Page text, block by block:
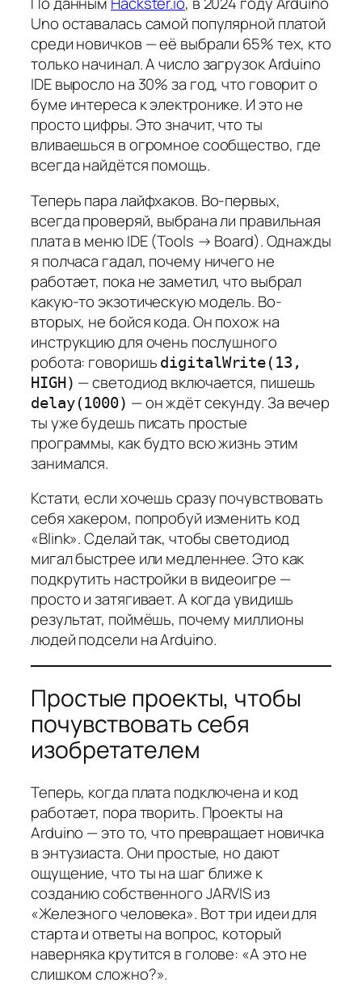
Uno оставалась самой популярной платой
среди новичков — её выбрали 65% тех, кто
только начинал. А число загрузок Arduino
IDE выросло на 30% за год, что говорит о
буме интереса к электронике. И это не
просто цифры. Это значит, что ты
вливаешься в огромное сообщество, где
всегда найдётся помощь.
Теперь пара лайфхаков. Во-первых,
всегда проверяй, выбрана ли правильная
плата в меню IDE (Tools → Board). Однажды
я полчаса гадал, почему ничего не
работает, пока не заметил, что выбрал
какую-то экзотическую модель. Во-
вторых, не бойся кода. Он похож на
инструкцию для очень послушного
робота: говоришь digitalWrite(13,
HIGH) — светодиод включается, пишешь
delay(1000) — он ждёт секунду. За вечер
ты уже будешь писать простые
программы, как будто всю жизнь этим
занимался.
Кстати, если хочешь сразу почувствовать
себя хакером, попробуй изменить код
«Blink». Сделай так, чтобы светодиод
мигал быстрее или медленнее. Это как
подкрутить настройки в видеоигре —
просто и затягивает. А когда увидишь
результат, поймёшь, почему миллионы
людей подсели на Arduino.
Простые проекты, чтобы
почувствовать себя
изобретателем
Теперь, когда плата подключена и код
работает, пора творить. Проекты на
Arduino — это то, что превращает новичка
в энтузиаста. Они простые, но дают
ощущение, что ты на шаг ближе к
созданию собственного JARVIS из
«Железного человека». Вот три идеи для
старта и ответы на вопрос, который
наверняка крутится в голове: «А это не
слишком сложно?».